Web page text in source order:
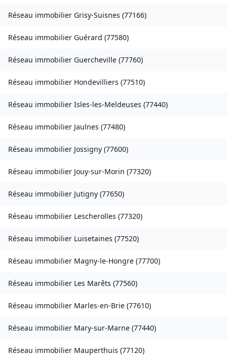
Réseau immobilier Grisy-Suisnes (77166)
Réseau immobilier Guérard (77580)
Réseau immobilier Guercheville (77760)
Réseau immobilier Hondevilliers (77510)
Réseau immobilier Isles-les-Meldeuses (77440)
Réseau immobilier Jaulnes (77480)
Réseau immobilier Jossigny (77600)
Réseau immobilier Jouy-sur-Morin (77320)
Réseau immobilier Jutigny (77650)
Réseau immobilier Lescherolles (77320)
Réseau immobilier Luisetaines (77520)
Réseau immobilier Magny-le-Hongre (77700)
Réseau immobilier Les Marêts (77560)
Réseau immobilier Marles-en-Brie (77610)
Réseau immobilier Mary-sur-Marne (77440)
Réseau immobilier Mauperthuis (77120)